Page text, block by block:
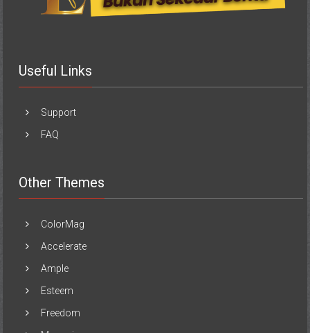
Useful Links
Support
FAQ
Other Themes
ColorMag
Accelerate
Ample
Esteem
Freedom